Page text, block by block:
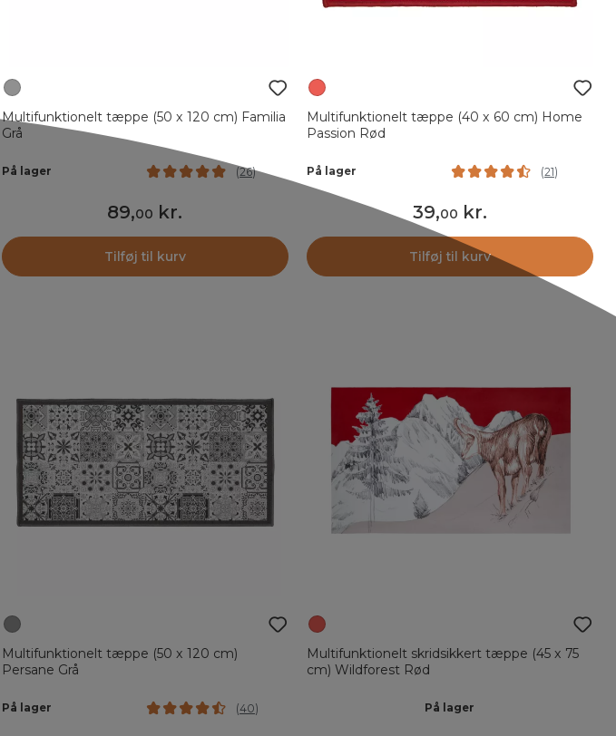
Multifunktionelt tæppe (50 x 120 cm) Familia
Grå
På lager (26)
89,00 kr.
Tilføj til kurv
Multifunktionelt tæppe (40 x 60 cm) Home
Passion Rød
På lager (21)
39,00 kr.
Tilføj til kurv
Multifunktionelt tæppe (50 x 120 cm)
Persane Grå
På lager (40)
Multifunktionelt skridsikkert tæppe (45 x 75
cm) Wildforest Rød
På lager